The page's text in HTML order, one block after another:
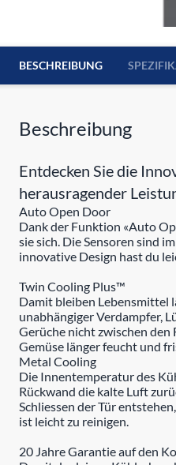
BESCHREIBUNG
Beschreibung
Entdecken Sie die
herausragender
Auto Open Door
Dank der Funktion «Auto
sie sich. Die Sensoren sind
innovative Design hast du
Twin Cooling Plus™
Damit bleiben Lebensmittel
unabhängiger Verdampfer,
Gerüche nicht zwischen
Gemüse länger feucht und
Metal Cooling
Die Innentemperatur des
Rückwand die kalte Luft
Schliessen der Tür
ist leicht zu reinigen.
20 Jahre Garantie auf den